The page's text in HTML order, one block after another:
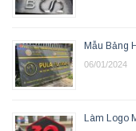
Mẫu Bảng
06/01/2024
Làm Logo